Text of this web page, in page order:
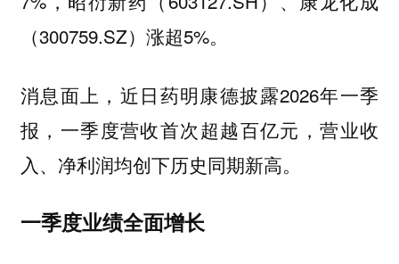
（300759.SZ）涨超5%。
消息面上，近日药明康德披露2026年一季
报，一季度营收首次超越百亿元，营业收
入、净利润均创下历史同期新高。
一季度业绩全面增长